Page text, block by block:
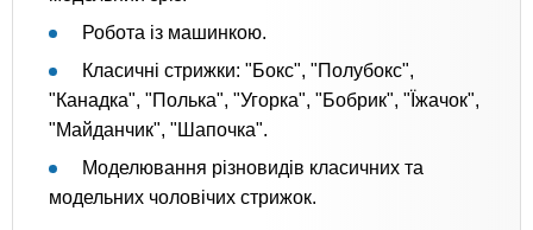
Робота із машинкою.
Класичні стрижки: "Бокс", "Полубокс",
"Канадка", "Полька", "Угорка", "Бобрик", "Їжачок",
"Майданчик", "Шапочка".
Моделювання різновидів класичних та
модельних чоловічих стрижок.